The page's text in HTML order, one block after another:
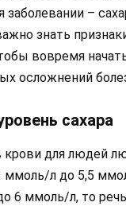
–
знать
вовремя
осложнений
сахара
для людей
ммоль/л до 5,5
6 ммоль/л, то